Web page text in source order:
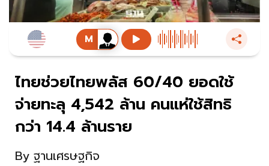
ไทยช่วยไทยพลัส 60/40 ยอดใช้
จ่ายทะลุ 4,542 ล้าน คนแห่ใช้สิทธิ
กว่า 14.4 ล้านราย
By ฐานเศรษฐกิจ